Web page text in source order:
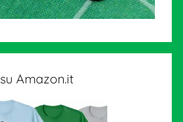
Amazon.it